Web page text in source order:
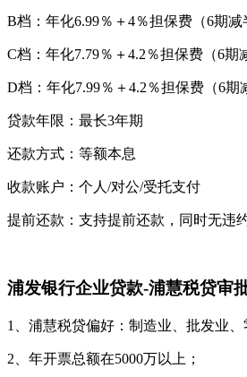
B档：年化6.99％＋4％担保费（6期减
C档：年化7.79％＋4.2％担保费（6期
D档：年化7.99％＋4.2％担保费（6期
贷款年限：最长3年期
还款方式：等额本息
收款账户：个人/对公/受托支付
提前还款：支持提前还款，同时无违
浦发银行企业贷款-浦慧税贷审
1、浦慧税贷偏好：制造业、批发业、
2、年开票总额在5000万以上；